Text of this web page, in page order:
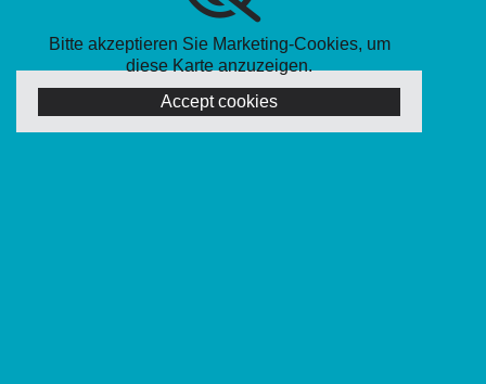
Bitte akzeptieren Sie Marketing-Cookies, um
diese Karte anzuzeigen.
Accept cookies